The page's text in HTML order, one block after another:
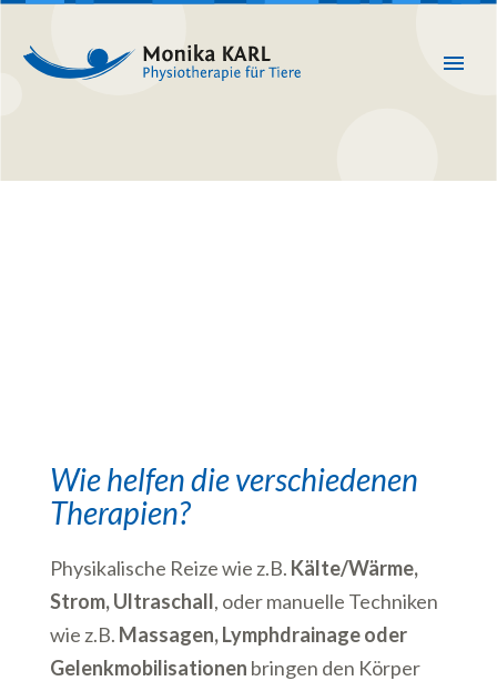
Wie helfen die verschiedenen
Therapien?
Physikalische Reize wie z.B. Kälte/Wärme,
Strom, Ultraschall, oder manuelle Techniken
wie z.B. Massagen, Lymphdrainage oder
Gelenkmobilisationen bringen den Körper